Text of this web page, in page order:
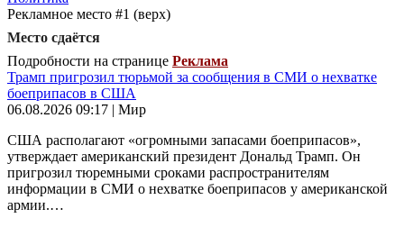
Рекламное место #1 (верх)
Место сдаётся
Подробности на странице Реклама
Трамп пригрозил тюрьмой за сообщения в СМИ о нехватке
боеприпасов в США
06.08.2026 09:17 | Мир
США располагают «огромными запасами боеприпасов»,
утверждает американский президент Дональд Трамп. Он
пригрозил тюремными сроками распространителям
информации в СМИ о нехватке боеприпасов у американской
армии.…